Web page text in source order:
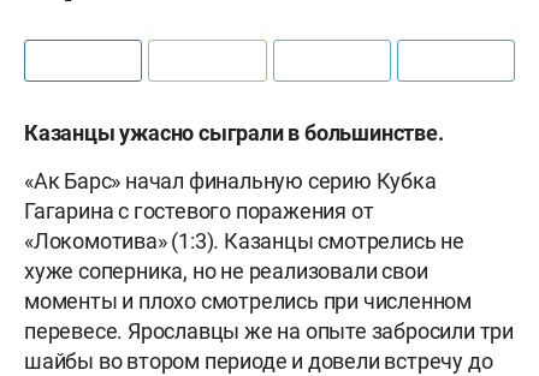
Казанцы ужасно сыграли в большинстве.
«Ак Барс» начал финальную серию Кубка
Гагарина с гостевого поражения от
«Локомотива» (1:3). Казанцы смотрелись не
хуже соперника, но не реализовали свои
моменты и плохо смотрелись при численном
перевесе. Ярославцы же на опыте забросили три
шайбы во втором периоде и довели встречу до